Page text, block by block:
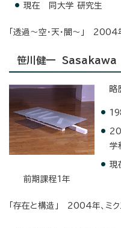
現在 同大学 研究生
「透過～空・天・闇～」 2004
笹川健一
略
学
現
前期課程1年
「存在と構造」 2004年、ミク